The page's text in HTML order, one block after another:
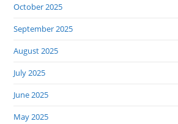
October 2025
September 2025
August 2025
July 2025
June 2025
May 2025